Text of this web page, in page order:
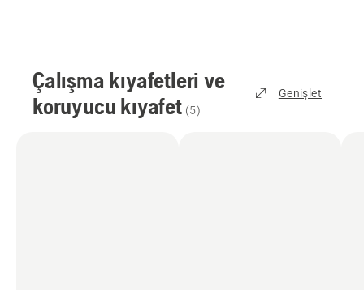
Çalışma kıyafetleri ve
koruyucu kıyafet (5)
Genişlet